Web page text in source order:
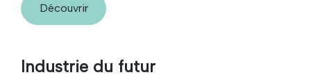
Découvrir
Industrie du futur